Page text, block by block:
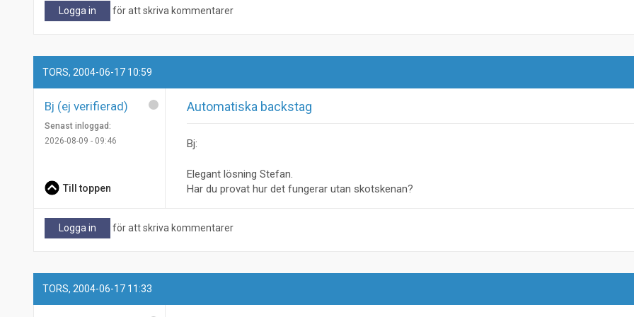
Logga in för att skriva kommentarer
TORS, 2004-06-17 10:59
Bj (ej verifierad)
Senast inloggad:
2026-08-09 - 09:46
Automatiska backstag
Bj:
Elegant lösning Stefan.
Har du provat hur det fungerar utan skotskenan?
Till toppen
Logga in för att skriva kommentarer
TORS, 2004-06-17 11:33